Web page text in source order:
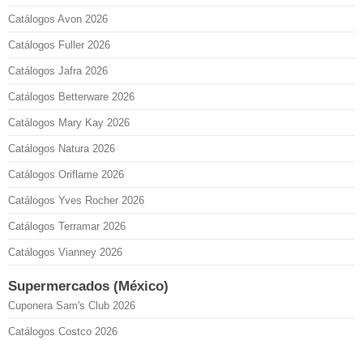
Catálogos Avon 2026
Catálogos Fuller 2026
Catálogos Jafra 2026
Catálogos Betterware 2026
Catálogos Mary Kay 2026
Catálogos Natura 2026
Catálogos Oriflame 2026
Catálogos Yves Rocher 2026
Catálogos Terramar 2026
Catálogos Vianney 2026
Supermercados (México)
Cuponera Sam's Club 2026
Catálogos Costco 2026